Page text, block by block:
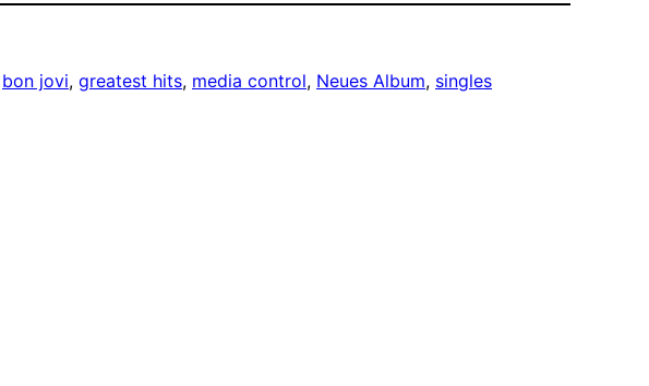
bon jovi, greatest hits, media control, Neues Album, singles